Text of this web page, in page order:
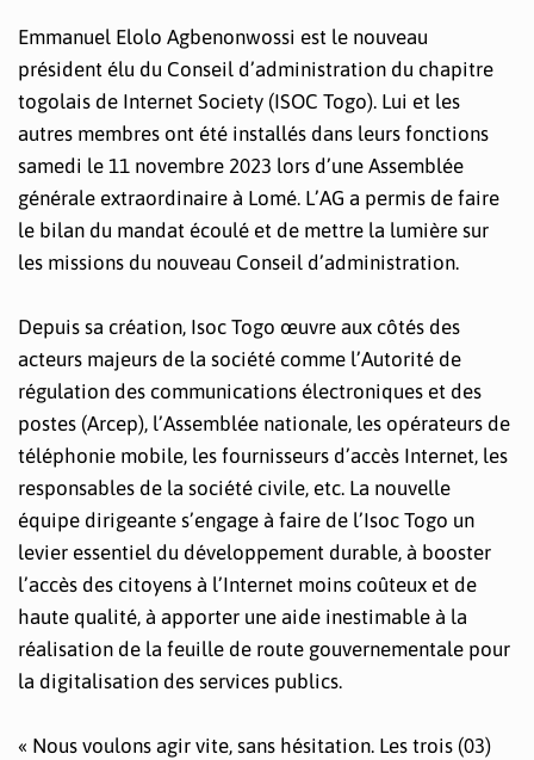
Emmanuel Elolo Agbenonwossi est le nouveau
président élu du Conseil d’administration du chapitre
togolais de Internet Society (ISOC Togo). Lui et les
autres membres ont été installés dans leurs fonctions
samedi le 11 novembre 2023 lors d’une Assemblée
générale extraordinaire à Lomé. L’AG a permis de faire
le bilan du mandat écoulé et de mettre la lumière sur
les missions du nouveau Conseil d’administration.
Depuis sa création, Isoc Togo œuvre aux côtés des
acteurs majeurs de la société comme l’Autorité de
régulation des communications électroniques et des
postes (Arcep), l’Assemblée nationale, les opérateurs de
téléphonie mobile, les fournisseurs d’accès Internet, les
responsables de la société civile, etc. La nouvelle
équipe dirigeante s’engage à faire de l’Isoc Togo un
levier essentiel du développement durable, à booster
l’accès des citoyens à l’Internet moins coûteux et de
haute qualité, à apporter une aide inestimable à la
réalisation de la feuille de route gouvernementale pour
la digitalisation des services publics.
« Nous voulons agir vite, sans hésitation. Les trois (03)